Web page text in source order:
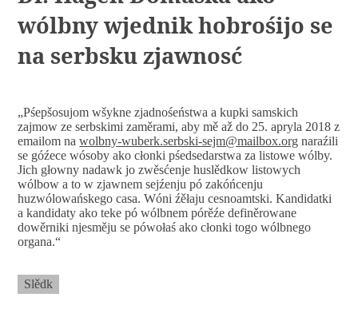
wólbny wjednik hobrośijo se
na serbsku zjawnosć
„Pśepšosujom wšykne zjadnośeństwa a kupki samskich
zajmow ze serbskimi zaměrami, aby mě až do 25. apryla 2018 z
emailom nawolbny-wuberk.serbski-sejm@mailbox.org naraźili
se góźece wósoby ako cłonki pśedsedarstwa za listowe wólby.
Jich głowny nadawk jo zwěsćenje huslědkow listowych
wólbow a to w zjawnem sejźenju pó zakóńcenju
huzwólowańskego casa. Wóni źěłaju cesnoamtski. Kandidatki
a kandidaty ako teke pó wólbnem pórěźe definěrowane
dowěrniki njesměju se pówołaś ako cłonki togo wólbnego
organa.“
Slědk